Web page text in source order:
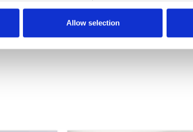
Allow selection